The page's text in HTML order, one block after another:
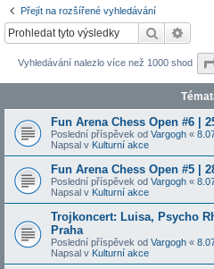
Přejít na rozšířené vyhledávání
Hledat
Vyhledávání nalezlo více než 1000 shod
Fun Arena Chess Open #6 |
Poslední příspěvek od Vargogh «
Napsal v Kulturní akce
Fun Arena Chess Open #5 |
Poslední příspěvek od Vargogh «
Napsal v Kulturní akce
Trojkoncert: Luisa, Psycho
Praha
Poslední příspěvek od Vargogh «
Napsal v Kulturní akce